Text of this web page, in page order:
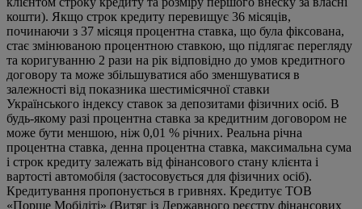
кошти). Якщо строк кредиту перевищує 36 місяців,
починаючи з 37 місяця процентна ставка, що була фіксована,
стає змінюваною процентною ставкою, що підлягає перегляду
та коригуванню 2 рази на рік відповідно до умов кредитного
договору та може збільшуватися або зменшуватися в
залежності від показника шестимісячної ставки
Українського індексу ставок за депозитами фізичних осіб. В
будь-якому разі процентна ставка за кредитним договором не
може бути меншою, ніж 0,01 % річних. Реальна річна
процентна ставка, денна процентна ставка, максимальна сума
і строк кредиту залежать від фінансового стану клієнта і
вартості автомобіля (застосовується для фізичних осіб).
Кредитування пропонується в гривнях. Кредитує ТОВ
«Порше Мобіліті» (Витяг із Державного реєстру фінансових